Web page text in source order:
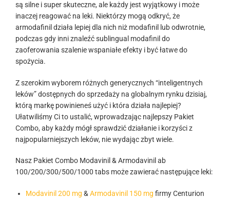
są silne i super skuteczne, ale każdy jest wyjątkowy i może
inaczej reagować na leki. Niektórzy mogą odkryć, że
armodafinil działa lepiej dla nich niż modafinil lub odwrotnie,
podczas gdy inni znaleźć sublingual modafinil do
zaoferowania szalenie wspaniałe efekty i być łatwe do
spożycia.
Z szerokim wyborem różnych generycznych “inteligentnych
leków” dostępnych do sprzedaży na globalnym rynku dzisiaj,
którą markę powinieneś użyć i która działa najlepiej?
Ułatwiliśmy Ci to ustalić, wprowadzając najlepszy Pakiet
Combo, aby każdy mógł sprawdzić działanie i korzyści z
najpopularniejszych leków, nie wydając zbyt wiele.
Nasz Pakiet Combo Modavinil & Armodavinil ab
100/200/300/500/1000 tabs może zawierać następujące leki:
Modavinil 200 mg & Armodavinil 150 mg firmy Centurion